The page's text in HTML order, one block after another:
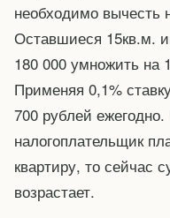
необходимо вычесть
Оставшиеся 15кв.м.
180 000 умножить на
Применяя 0,1%
700 рублей
налогоплательщик
квартиру, то сейчас
возрастает.